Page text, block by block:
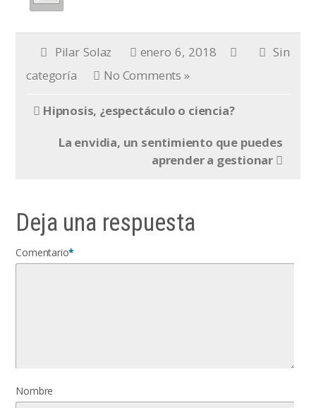
Pilar Solaz enero 6, 2018
Sin
categoría
No Comments »
Hipnosis, ¿espectáculo o ciencia?
La envidia, un sentimiento que puedes
aprender a gestionar
Deja una respuesta
Comentario*
Nombre